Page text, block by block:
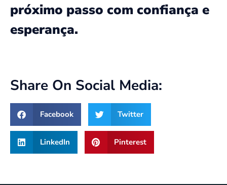
próximo passo com confiança e
esperança.
Share On Social Media:
Facebook Twitter
LinkedIn Pinterest